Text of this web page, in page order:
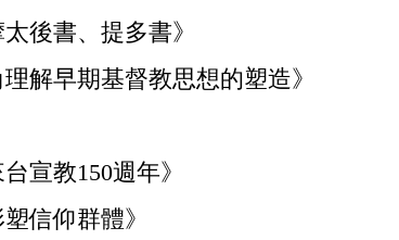
後書、提多書》
解早期基督教思想的塑造》
宣教150週年》
信仰群體》